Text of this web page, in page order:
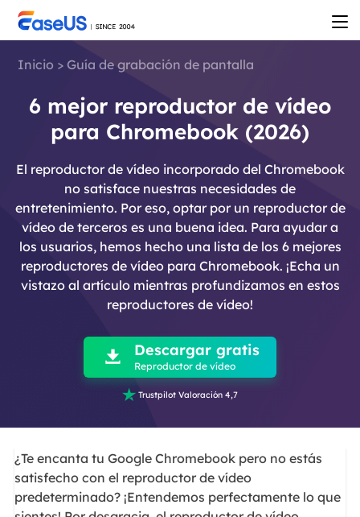
Inicio > Guía de grabación de pantalla
6 mejor reproductor de vídeo
para Chromebook (2026)
El reproductor de vídeo incorporado del Chromebook
no satisface nuestras necesidades de
entretenimiento. Por eso, optar por un reproductor de
vídeo de terceros es una buena idea. Para ayudar a
los usuarios, hemos hecho una lista de los 6 mejores
reproductores de vídeo para Chromebook. ¡Echa un
vistazo al artículo mientras profundizamos en estos
reproductores de vídeo!

 Descargar gratis
Reproductor de vídeo
 Trustpilot Valoración 4,7
¿Te encanta tu Google Chromebook pero no estás
satisfecho con el reproductor de vídeo
predeterminado? ¡Entendemos perfectamente lo que